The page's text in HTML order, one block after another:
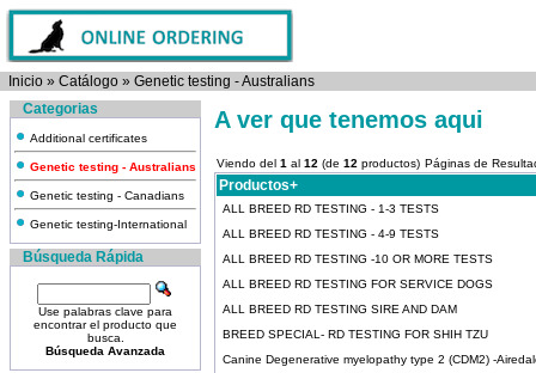
Inicio » Catálogo » Genetic testing - Australians
Categorias
Additional certificates
Genetic testing - Australians
Genetic testing - Canadians
Genetic testing-International
Búsqueda Rápida
Use palabras clave para
encontrar el producto que
busca.
Búsqueda Avanzada
A ver que tenemos aqui
Viendo del 1 al 12 (de 12 productos) Páginas de
Productos+
ALL BREED RD TESTING - 1-3 TESTS
ALL BREED RD TESTING - 4-9 TESTS
ALL BREED RD TESTING -10 OR MORE TESTS
ALL BREED RD TESTING FOR SERVICE DOGS
ALL BREED RD TESTING SIRE AND DAM
BREED SPECIAL- RD TESTING FOR SHIH TZU
Canine Degenerative myelopathy type 2 (CDM2) -